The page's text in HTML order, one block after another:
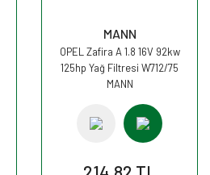
MANN
OPEL Zafira A 1.8 16V 92kw
125hp Yağ Filtresi W712/75
MANN